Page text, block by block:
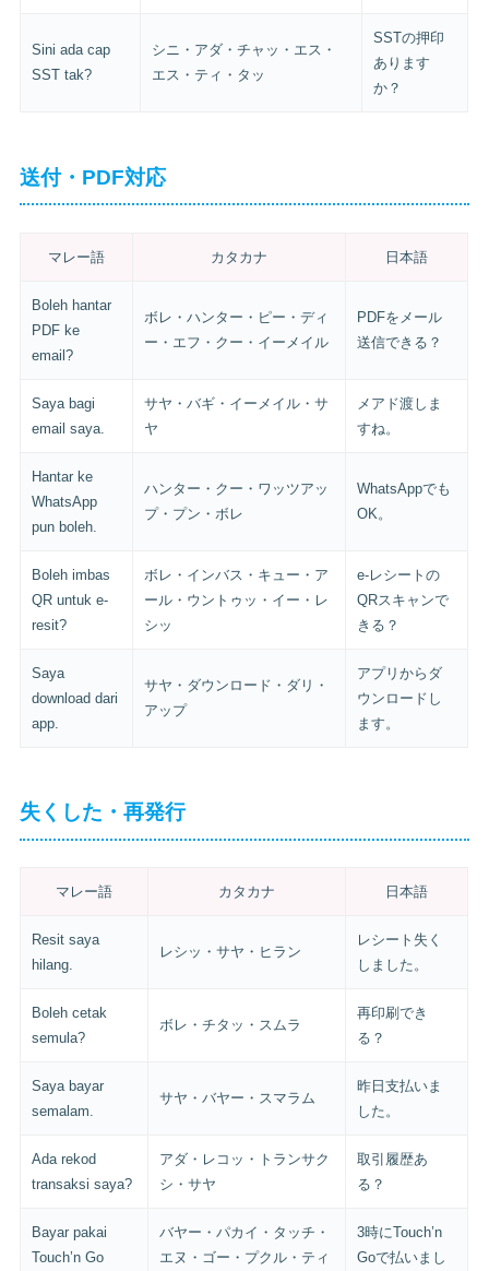
Sini ada cap
SST tak?
シニ・アダ・チャッ・エス・
エス・ティ・タッ
SSTの押印
あります
か？
送付・PDF対応
マレー語 カタカナ 日本語
Boleh hantar
PDF ke
email?
ボレ・ハンター・ピー・ディ
ー・エフ・クー・イーメイル
PDFをメール
送信できる？
Saya bagi
email saya.
サヤ・バギ・イーメイル・サ
ヤ
メアド渡しま
すね。
Hantar ke
WhatsApp
pun boleh.
ハンター・クー・ワッツアッ
プ・プン・ボレ
WhatsAppでも
OK。
Boleh imbas
QR untuk e-
resit?
ボレ・インバス・キュー・ア
ール・ウントゥッ・イー・レ
シッ
e-レシートの
QRスキャンで
きる？
Saya
download dari
app.
サヤ・ダウンロード・ダリ・
アップ
アプリからダ
ウンロードし
ます。
失くした・再発行
マレー語 カタカナ 日本語
Resit saya
hilang.
レシッ・サヤ・ヒラン
レシート失く
しました。
Boleh cetak
semula?
ボレ・チタッ・スムラ
再印刷でき
る？
Saya bayar
semalam.
サヤ・バヤー・スマラム
昨日支払いま
した。
Ada rekod
transaksi saya?
アダ・レコッ・トランサク
シ・サヤ
取引履歴あ
る？
Bayar pakai
Touch’n Go
バヤー・パカイ・タッチ・
エヌ・ゴー・プクル・ティ
3時にTouch’n
Goで払いまし